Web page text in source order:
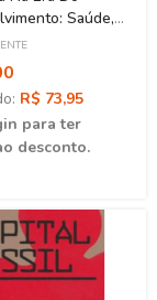
Saúde,
Destruição
R$ 73,95
para ter
desconto.